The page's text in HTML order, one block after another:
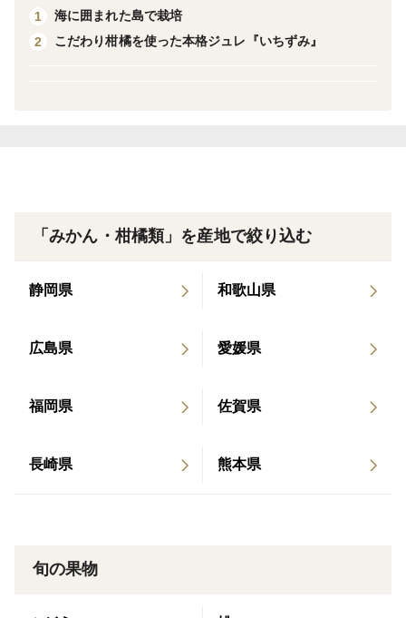
河内晩柑は、ソフトボール大ほどの大きい柑橘です。
冷やしてそのままはもちろん、サラダにもおすすめで
生物の為、時期が前後する場合がございます事を、ご
ココオでは、一つ一つを手に取り状態を確認し、
に箱詰めをして発送しております。
たとえ運送中の短い期間であっても傷みが生じ、それ
商品が届きましたら、すぐに箱を開けて状態をご確認
1
海に囲まれた島で栽培
2
こだわり柑橘を使った本格ジュレ『いちずみ』
「みかん・柑橘類」を産地で絞り込む
静岡県 和歌山県
広島県 愛媛県
福岡県 佐賀県
長崎県 熊本県
旬の果物